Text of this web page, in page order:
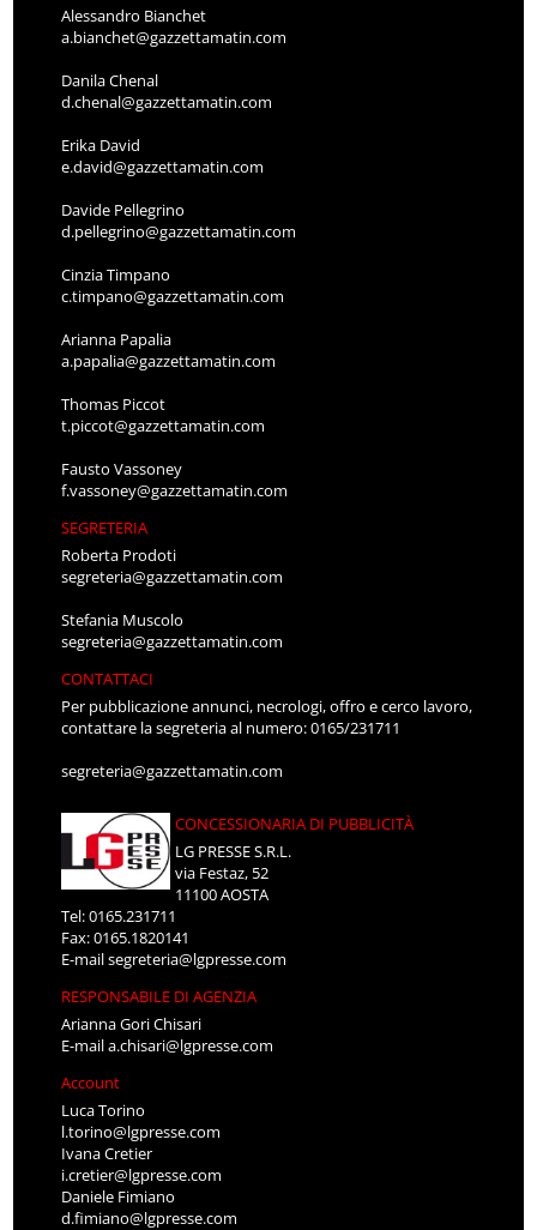
Alessandro Bianchet
a.bianchet@gazzettamatin.com
Danila Chenal
d.chenal@gazzettamatin.com
Erika David
e.david@gazzettamatin.com
Davide Pellegrino
d.pellegrino@gazzettamatin.com
Cinzia Timpano
c.timpano@gazzettamatin.com
Arianna Papalia
a.papalia@gazzettamatin.com
Thomas Piccot
t.piccot@gazzettamatin.com
Fausto Vassoney
f.vassoney@gazzettamatin.com
SEGRETERIA
Roberta Prodoti
segreteria@gazzettamatin.com
Stefania Muscolo
segreteria@gazzettamatin.com
CONTATTACI
Per pubblicazione annunci, necrologi, offro e cerco lavoro,
contattare la segreteria al numero: 0165/231711
segreteria@gazzettamatin.com
CONCESSIONARIA DI PUBBLICITÀ
LG PRESSE S.R.L.
via Festaz, 52
11100 AOSTA
Tel: 0165.231711
Fax: 0165.1820141
E-mailsegreteria@lgpresse.com
RESPONSABILE DI AGENZIA
Arianna Gori Chisari
E-maila.chisari@lgpresse.com
Account
Luca Torino
l.torino@lgpresse.com
Ivana Cretier
i.cretier@lgpresse.com
Daniele Fimiano
d.fimiano@lgpresse.com